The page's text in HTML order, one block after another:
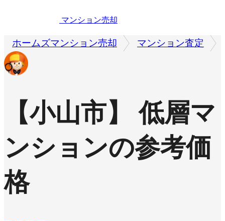
マンション売却
ホームズマンション売却 マンション査定
【小山市】 低層マ
ンションの参考価
格